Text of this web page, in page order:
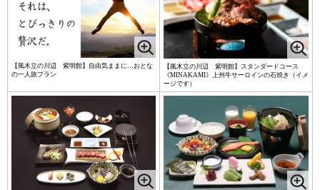
【風木立の川辺 紫明館】自由気ままに…おとな
の一人旅プラン
【風木立の川辺 紫明館】スタンダードコース
《MINAKAMI》上州牛サーロインの石焼き（イメ
ージです）